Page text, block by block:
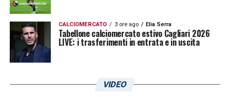
CALCIOMERCATO 3 ore ago Elia Serra
Tabellone calciomercato estivo Cagliari 2026
LIVE: i trasferimenti in entrata e in uscita
VIDEO